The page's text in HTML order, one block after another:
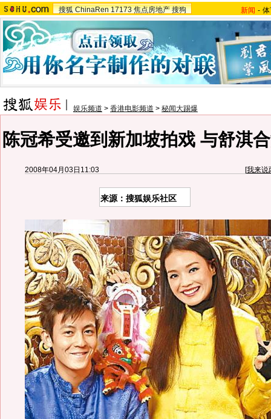
搜狐 ChinaRen 17173 焦点房地产 搜狗 新闻 -
娱乐频道 > 香港电影频道 > 秘闻大踢爆
陈冠希受邀到新加坡拍戏 与舒淇
2008年04月03日11:03 [我来说
来源：搜狐娱乐社区